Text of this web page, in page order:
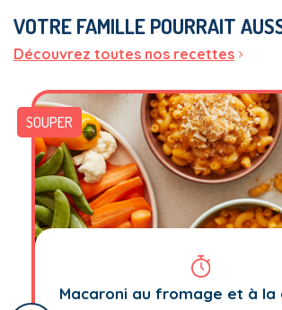
VOTRE FAMILLE POURRAIT
Découvrez toutes nos recettes
SOUPER
Macaroni au fromage et à la